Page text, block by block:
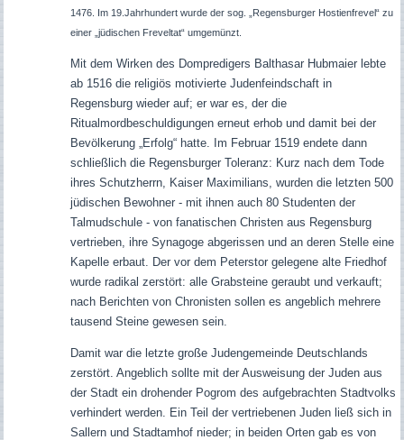
1476. Im 19.Jahrhundert wurde der sog. „Regensburger Hostienfrevel“ zu
einer „jüdischen Freveltat“ umgemünzt.
Mit dem Wirken des Dompredigers Balthasar Hubmaier lebte
ab 1516 die religiös motivierte Judenfeindschaft in
Regensburg wieder auf; er war es, der die
Ritualmordbeschuldigungen erneut erhob und damit bei der
Bevölkerung „Erfolg“ hatte. Im Februar 1519 endete dann
schließlich die Regensburger Toleranz: Kurz nach dem Tode
ihres Schutzherrn, Kaiser Maximilians, wurden die letzten 500
jüdischen Bewohner - mit ihnen auch 80 Studenten der
Talmudschule - von fanatischen Christen aus Regensburg
vertrieben, ihre Synagoge abgerissen und an deren Stelle eine
Kapelle erbaut. Der vor dem Peterstor gelegene alte Friedhof
wurde radikal zerstört: alle Grabsteine geraubt und verkauft;
nach Berichten von Chronisten sollen es angeblich mehrere
tausend Steine gewesen sein.
Damit war die letzte große Judengemeinde Deutschlands
zerstört. Angeblich sollte mit der Ausweisung der Juden aus
der Stadt ein drohender Pogrom des aufgebrachten Stadtvolks
verhindert werden. Ein Teil der vertriebenen Juden ließ sich in
Sallern und Stadtamhof nieder; in beiden Orten gab es von